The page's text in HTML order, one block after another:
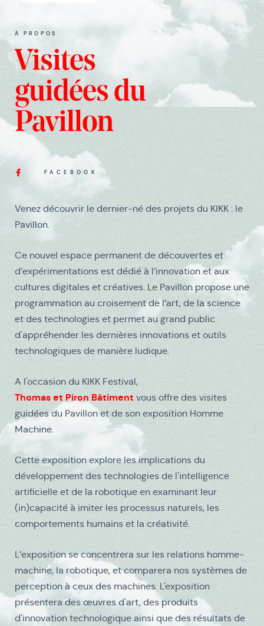
À PROPOS
Visites
guidées du
Pavillon
FACEBOOK
Venez découvrir le dernier-né des projets du KIKK : le
Pavillon.
Ce nouvel espace permanent de découvertes et
d’expérimentations est dédié à l’innovation et aux
cultures digitales et créatives. Le Pavillon propose une
programmation au croisement de l’art, de la science
et des technologies et permet au grand public
d'appréhender les dernières innovations et outils
technologiques de manière ludique.
A l'occasion du KIKK Festival,
Thomas et Piron Bâtiment vous offre des visites
guidées du Pavillon et de son exposition Homme
Machine.
Cette exposition explore les implications du
développement des technologies de l'intelligence
artificielle et de la robotique en examinant leur
(in)capacité à imiter les processus naturels, les
comportements humains et la créativité.
L’exposition se concentrera sur les relations homme-
machine, la robotique, et comparera nos systèmes de
perception à ceux des machines. L'exposition
présentera des œuvres d'art, des produits
d'innovation technologique ainsi que des résultats de